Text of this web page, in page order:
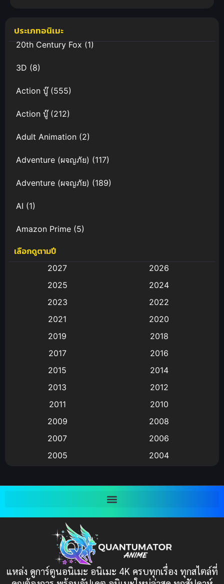
ประเภทอนิเมะ
20th Century Fox(1)
3D (8)
Action บู๊(555)
Action บู๊(212)
Adult Animation (2)
Adventure (ผจญภัย) (117)
Adventure (ผจญภัย) (189)
AI (1)
Amazon Prime (5)
Anal (ประตูหลัง)
Animation การ์ตูน
Animation อนิเมะ
Animation แอนิเมชัน
(9)
Big tits (นมใหญ่)
Bitch (ผู้หญิงร่าน)
Bondage (ทาส)(1)
(1)
Censored (เซ็นเซอร์)(19)
เลือกดูตามปี
2027
2026
2025
2024
2023
2022
2021
2020
2019
2018
2017
2016
2015
2014
2013
2012
2011
2010
2009
2008
2007
2006
2005
2004
1997
1993
1991
1989
1988
แหล่ง ดูการ์ตูนอนิเมะ อนิเมะ 4K ครบทุกเรื่อง ทุกสไตล์ที่